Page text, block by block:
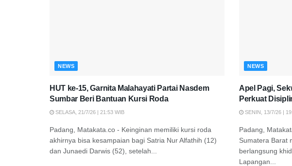
NEWS
HUT ke-15, Garnita Malahayati Partai Nasdem
Sumbar Beri Bantuan Kursi Roda
SELASA, 21/7/26 | 21:53 WIB
Padang, Matakata.co - Keinginan memiliki kursi roda
akhirnya bisa kesampaian bagi Satria Nur Alfathih (12)
dan Junaedi Darwis (52), setelah...
NEWS
Apel Pagi,
Perkuat
SENIN, 13/7/26 |
Padang,
Sumatera Barat
berlangsung
Lapangan...